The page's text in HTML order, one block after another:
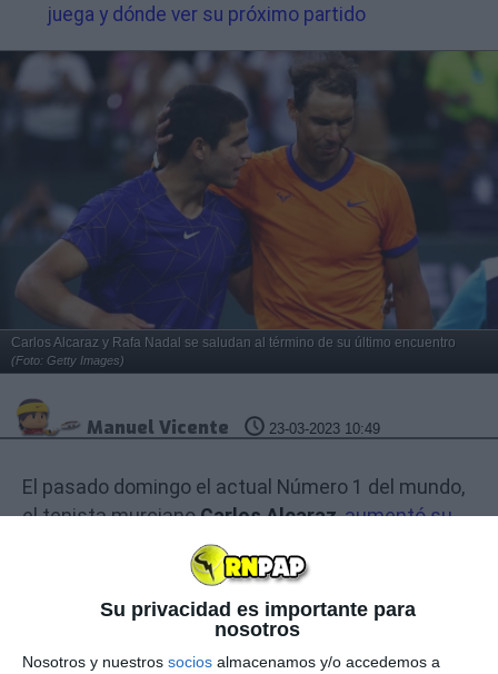
Su privacidad es importante para
nosotros
Nosotros y nuestros socios almacenamos y/o accedemos a
juega y dónde ver su próximo partido
Carlos Alcaraz y Rafa Nadal se saludan al término de su último encuentro
(Foto: Getty Images)
Manuel Vicente 23-03-2023 10:49
El pasado domingo el actual Número 1 del mundo,
el tenista murcianoCarlos Alcaraz,aumentó su
palmarés con un gran título más
literalmente "por encima" del ruso
en la final del primerMasters 1000de la
Indian Wells. Unas horas antes del
choque, el tenista ruso había declarado su